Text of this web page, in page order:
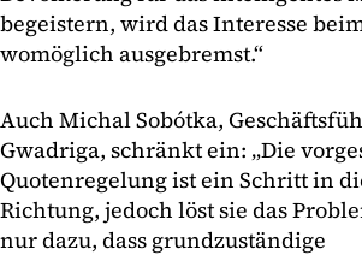
begeistern, wird das Interesse
womöglich ausgebremst.“
Auch Michal Sobótka,
Gwadriga, schränkt ein: „Die
Quotenregelung ist ein Schritt in
Richtung, jedoch löst sie das
nur dazu, dass grundzuständige